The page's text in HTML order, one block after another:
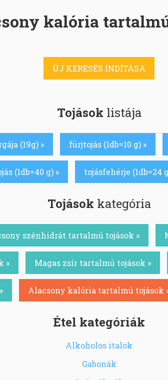
kalória
ÚJ KERESÉS INDÍTÁSA
Tojások listája
(19g) » fürjtojás (1db=10 g) »
(1db=40 g) » tojásfehérje (1db=24
Tojások kategória
szénhidrát tartalmú tojások »
» Magas zsír tartalmú tojások »
Alacsony kalória tartalmú tojások
Étel kategóriák
Alkoholos italok
Gabonák